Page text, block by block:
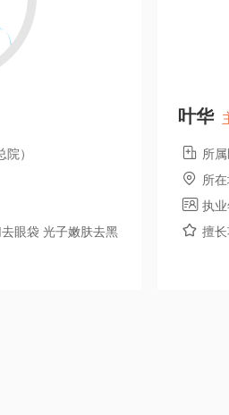
）
眼袋 光子嫩肤去黑
叶华
 所
 所
 执业
 擅长